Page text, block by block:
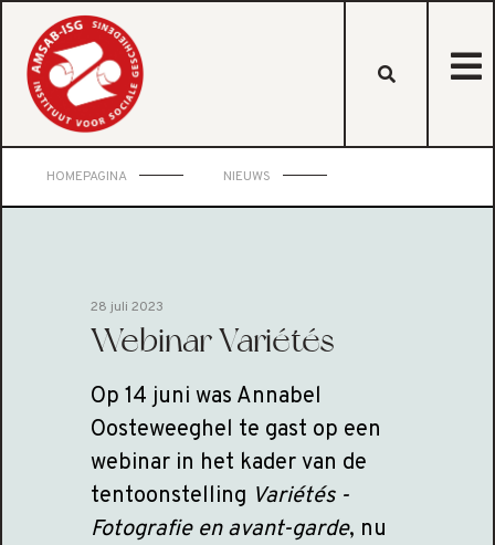
HOMEPAGINA NIEUWS
28 juli 2023
Webinar Variétés
Op 14 juni was Annabel
Oosteweeghel te gast op een
webinar in het kader van de
tentoonstelling Variétés -
Fotografie en avant-garde, nu